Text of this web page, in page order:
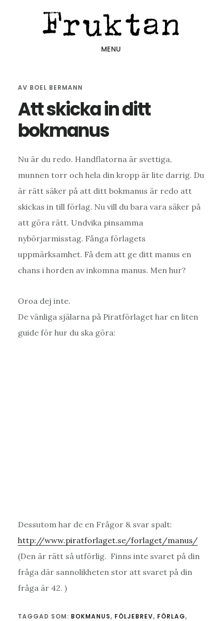
MENU
AV BOEL BERMANN
Att skicka in ditt
bokmanus
Nu är du redo. Handflatorna är svettiga,
munnen torr och hela din kropp är lite darrig. Du
är rätt säker på att ditt bokmanus är redo att
skickas in till förlag. Nu vill du bara vara säker på
att göra rätt. Undvika pinsamma
nybörjarmisstag. Fånga förlagets
uppmärksamhet. Få dem att ge ditt manus en
chans i horden av inkomna manus. Men hur?
Oroa dej inte.
De vänliga själarna på Piratförlaget har en liten
guide för hur du ska göra:
Dessutom har de en Frågor & svar spalt:
http://www.piratforlaget.se/forlaget/manus/
(Den är rätt så utförlig. Finns inte svaret på din
fråga där sannolikheten stor att svaret på din
fråga är 42. )
TAGGAD SOM: BOKMANUS, FÖLJEBREV, FÖRLAG,